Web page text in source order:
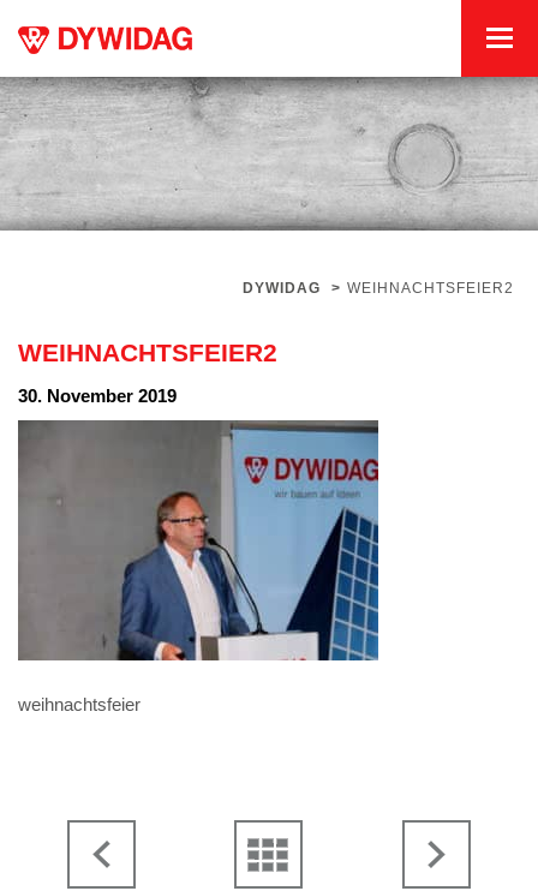
DYWIDAG > WEIHNACHTSFEIER2
WEIHNACHTSFEIER2
30. November 2019
weihnachtsfeier